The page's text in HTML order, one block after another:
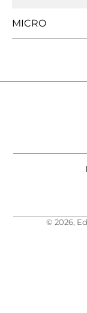
MICRO
© 2026,